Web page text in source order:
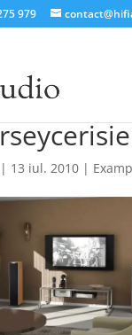
979
| 13 iul. 2010|